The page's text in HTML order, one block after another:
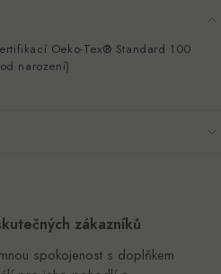
Oeko-Tex® Standard 100
narození)
zákazníků
spokojenost s doplňkem